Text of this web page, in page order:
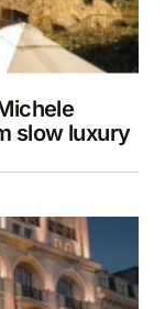
slow luxury